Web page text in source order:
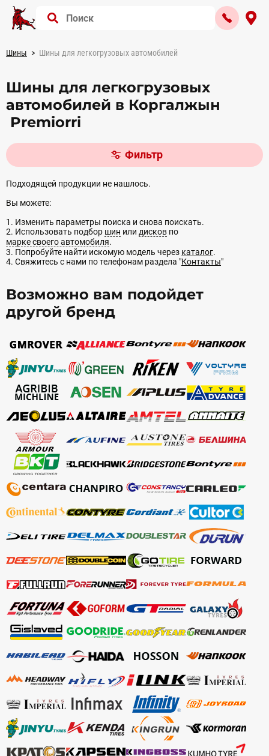
Шины Шины для легкогрузовых автомобилей
Шины для легкогрузовых
автомобилей в Коргалжын
Premiorri
Фильтр
Подходящей продукции не нашлось.
Вы можете:
1. Изменить параметры поиска и снова поискать.
2. Использовать подбор шин или дисков по
марке своего автомобиля.
3. Попробуйте найти искомую модель через каталог.
4. Свяжитесь с нами по телефонам раздела "Контакты"
Возможно вам подойдет
другой бренд